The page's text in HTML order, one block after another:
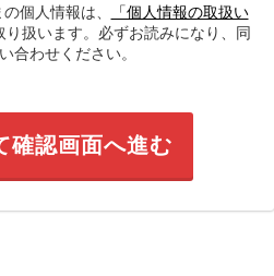
個人情報は、
「個人情報の取扱い
り扱います。必ずお読みになり、同
合わせください。
確認画面へ進む